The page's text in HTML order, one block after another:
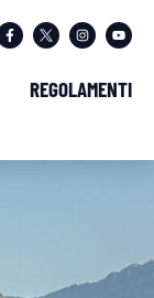
REGOLAMENTI